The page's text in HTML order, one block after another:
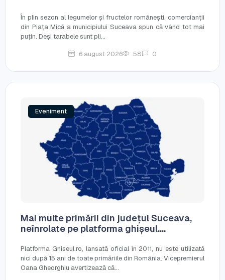
În plin sezon al legumelor și fructelor românești, comercianții
din Piața Mică a municipiului Suceava spun că vând tot mai
puțin. Deși tarabele sunt pli...
6 august 2026 58 0
Eveniment
Mai multe primării din județul Suceava,
neînrolate pe platforma ghișeul....
Platforma Ghiseul.ro, lansată oficial în 2011, nu este utilizată
nici după 15 ani de toate primăriile din România. Vicepremierul
Oana Gheorghiu avertizează că...